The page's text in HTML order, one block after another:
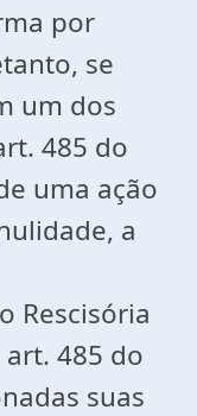
por
se
um dos
485 do
uma ação
a
Rescisória
485 do
suas